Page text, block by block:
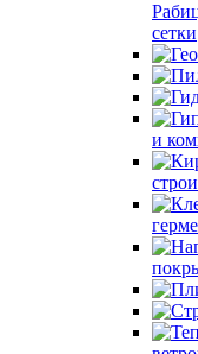
сетки
и